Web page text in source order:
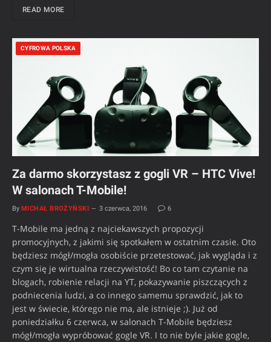
READ MORE
CYFROWA POLSKA
Za darmo skorzystasz z gogli VR – HTC Vive!
W salonach T-Mobile!
By MICHAŁ BROŻYŃSKI 3 czerwca, 2016 6
T-Mobile ma jedną z najciekawszych propozycji
promocyjnych, z jakimi się spotkałem w ostatnim czasie. Oto
będziesz mógł/mogła osobiście przetestować, jak wygląda i z
czym się je wirtualna rzeczywistość! Bo co tam czytanie na
blogach, robienie relacji na YT, pokazywanie piszczących z
podniecenia ludzi, a co innego samemu sprawdzić, jak to
jest w świecie, którego nie ma, ale istnieje ;). Już od
poniedziałku 6 czerwca, w salonach T-Mobile będziesz
mógł/mogła wypróbować gogle VR. I to nie byle jakie gogle,